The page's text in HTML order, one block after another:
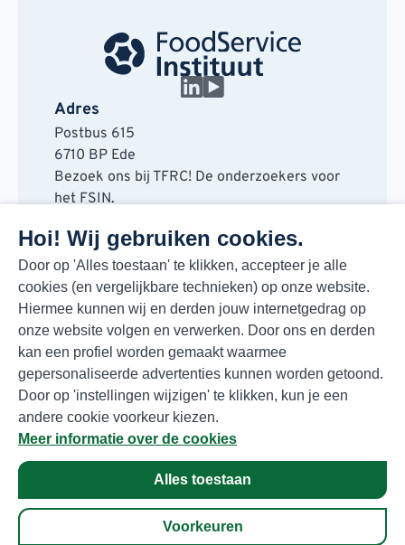
Hoi! Wij gebruiken cookies.
Door op 'Alles toestaan' te klikken, accepteer je alle
cookies (en vergelijkbare technieken) op onze website.
Hiermee kunnen wij en derden jouw internetgedrag op
onze website volgen en verwerken. Door ons en derden
kan een profiel worden gemaakt waarmee
gepersonaliseerde advertenties kunnen worden getoond.
Door op 'instellingen wijzigen' te klikken, kun je een
andere cookie voorkeur kiezen.
Meer informatie over de cookies
Alles toestaan
Voorkeuren
Adres
Postbus 615
6710 BP Ede
Bezoek ons bij TFRC! De onderzoekers voor
het FSIN.
6717 LT Ede
Contact
088 730 48 00
info@fsin.nl
Nieuwsbrief
Elke maand de beste insights en outlooks
voor de foodmarkt!
Inschrijven
© Copyright 2026 FSIN